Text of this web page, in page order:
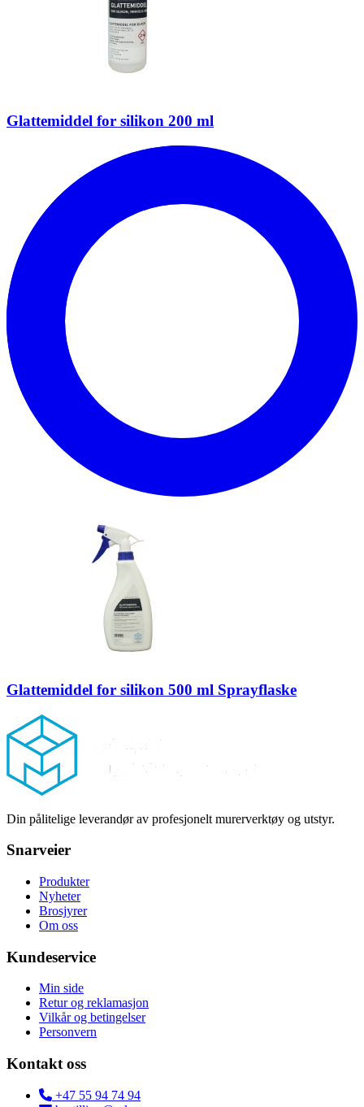
Glattemiddel for silikon 200 ml
Glattemiddel for silikon 500 ml Sprayflaske
Footer
Din pålitelige leverandør av profesjonelt murerverktøy og utstyr.
Snarveier
Produkter
Nyheter
Brosjyrer
Om oss
Kundeservice
Min side
Retur og reklamasjon
Vilkår og betingelser
Personvern
Kontakt oss
+47 55 94 74 94